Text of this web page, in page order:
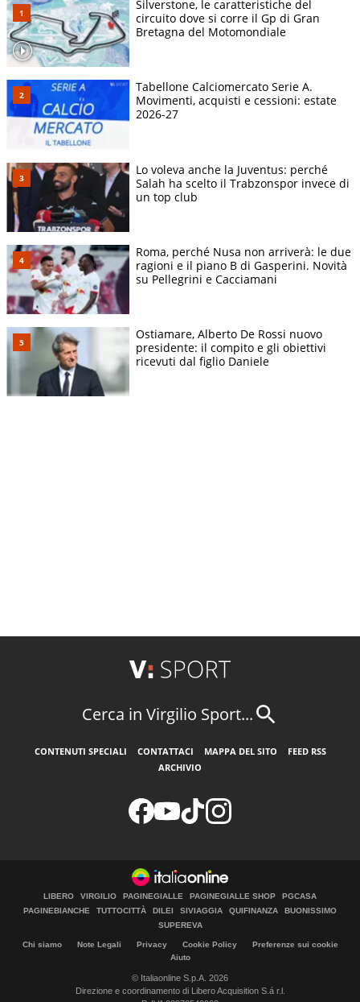
Silverstone, le caratteristiche del
circuito dove si corre il Gp di Gran
Bretagna del Motomondiale
Tabellone Calciomercato Serie A.
Movimenti, acquisti e cessioni: estate
2026-27
Lo voleva anche la Juventus: perché
Salah ha scelto il Trabzonspor invece di
un top club
Roma, perché Nusa non arriverà: le due
ragioni e il piano B di Gasperini. Novità
su Pellegrini e Cacciamani
Ostiamare, Alberto De Rossi nuovo
presidente: il compito e gli obiettivi
ricevuti dal figlio Daniele
Cerca in Virgilio Sport...
CONTENUTI SPECIALI CONTATTACI MAPPA DEL SITO
FEED RSS
ARCHIVIO
LIBERO VIRGILIO PAGINEGIALLE PAGINEGIALLE SHOP
PGCASA
PAGINEBIANCHE
TUTTOCITTÀ DILEI SIVIAGGIA QUIFINANZA
BUONISSIMO
SUPEREVA
Chi siamo Note Legali Privacy Cookie Policy
Preferenze sui cookie
Aiuto
© Italiaonline S.p.A. 2026
Direzione e coordinamento di Libero Acquisition S.á r.l.